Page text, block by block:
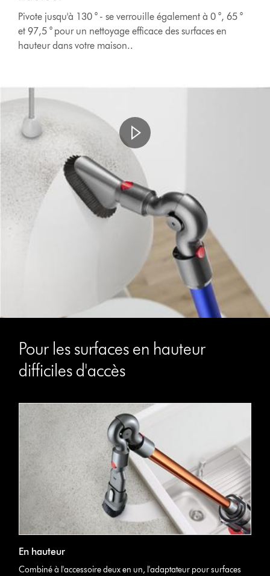
Pivote jusqu'à 130 ° - se verrouille également à 0 °, 65 °
et 97,5 ° pour un nettoyage efficace des surfaces en
hauteur dans votre maison..
Pour les surfaces en hauteur
difficiles d'accès
En hauteur
Combiné à l'accessoire deux en un, l'adaptateur pour surfaces